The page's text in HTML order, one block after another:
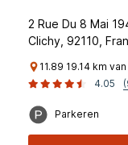
2 Rue Du 8 Mai
Clichy, 92110,
11.89 19.14 km
4.05
Parkeren